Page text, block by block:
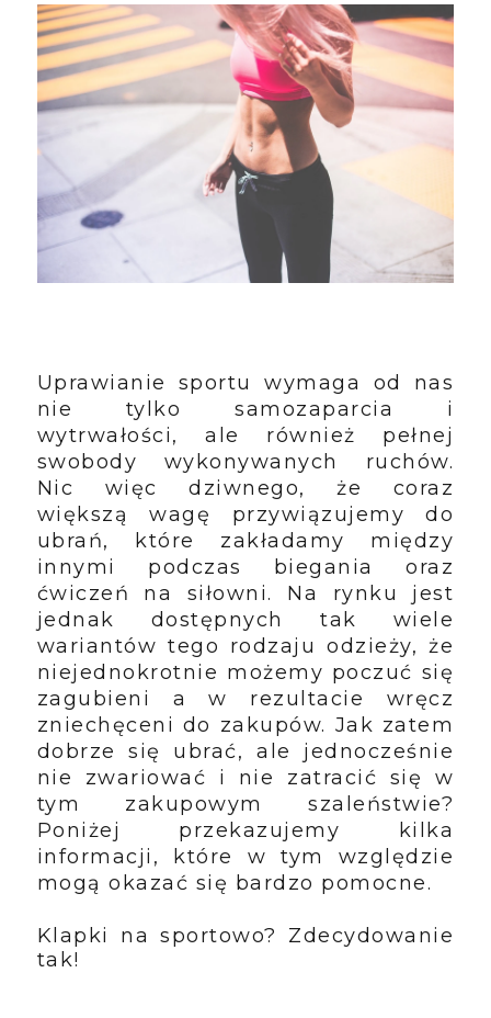
Uprawianie sportu wymaga od nas
nie tylko samozaparcia i
wytrwałości, ale również pełnej
swobody wykonywanych ruchów.
Nic więc dziwnego, że coraz
większą wagę przywiązujemy do
ubrań, które zakładamy między
innymi podczas biegania oraz
ćwiczeń na siłowni. Na rynku jest
jednak dostępnych tak wiele
wariantów tego rodzaju odzieży, że
niejednokrotnie możemy poczuć się
zagubieni a w rezultacie wręcz
zniechęceni do zakupów. Jak zatem
dobrze się ubrać, ale jednocześnie
nie zwariować i nie zatracić się w
tym zakupowym szaleństwie?
Poniżej przekazujemy kilka
informacji, które w tym względzie
mogą okazać się bardzo pomocne.
Klapki na sportowo? Zdecydowanie
tak!